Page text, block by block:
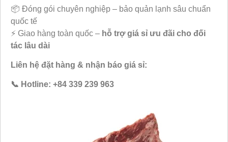
📦 Đóng gói chuyên nghiệp – bảo quản lạnh sâu chuẩn
quốc tế
⚡ Giao hàng toàn quốc – hỗ trợ giá sỉ ưu đãi cho đối
tác lâu dài
Liên hệ đặt hàng & nhận báo giá sỉ:
📞 Hotline: +84 339 239 963